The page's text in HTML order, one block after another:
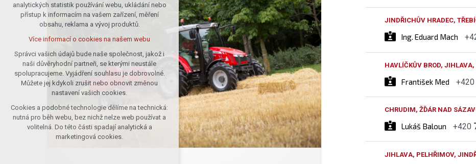
Ing. Eduard Mach
JINDŘICHŮV HRADEC,
František Med
HAVLÍČKŮV BROD,
+420
Lukáš Baloun
CHRUDIM, ŽĎÁR NAD
+420
JIHLAVA, PELHŘIMOV,
udržení kontextu stránek (session):
případná přihlášení, volby jazyka, apod.
Volitelná cookies
analytická pro anonymizované
vyhodnocení návštěvnosti
marketingová cookies (Google)
Více informací o cookies na našem webu
Přijmout všechny cookies
Odmítnout vše
analytických statistik používání webu, ukládání nebo
přístup k informacím na vašem zařízení, měření
obsahu, reklama a vývoj produktů.
Více informací o cookies na našem webu
Správci vašich údajů bude naše společnost, jakož i
naši důvěryhodní partneři, se kterými neustále
spolupracujeme. Vyjádření souhlasu je dobrovolné.
Můžete jej kdykoli zrušit nebo obnovit změnou
nastavení vašich cookies.
Cookies a podobné technologie dělíme na technická:
nutná pro běh webu, bez nichž nelze web používat a
volitelná. Do této části spadají analytická a
marketingová cookies.